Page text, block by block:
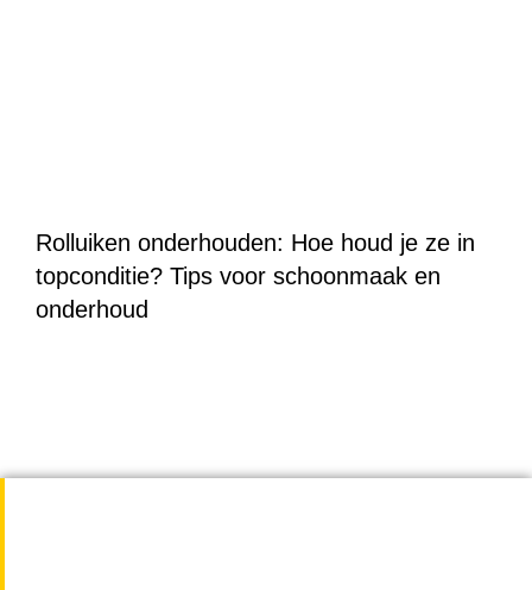
Rolluiken onderhouden: Hoe houd je ze in
topconditie? Tips voor schoonmaak en
onderhoud